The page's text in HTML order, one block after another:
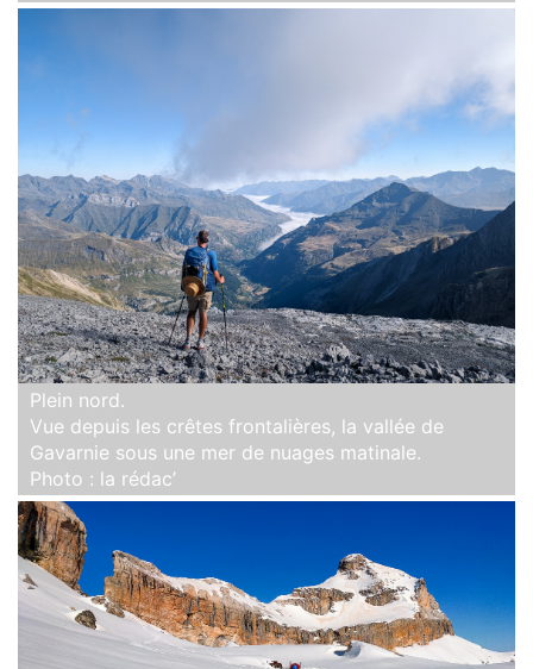
Plein nord.
Vue depuis les crêtes frontalières, la vallée de
Gavarnie sous une mer de nuages matinale.
Photo : la rédac’